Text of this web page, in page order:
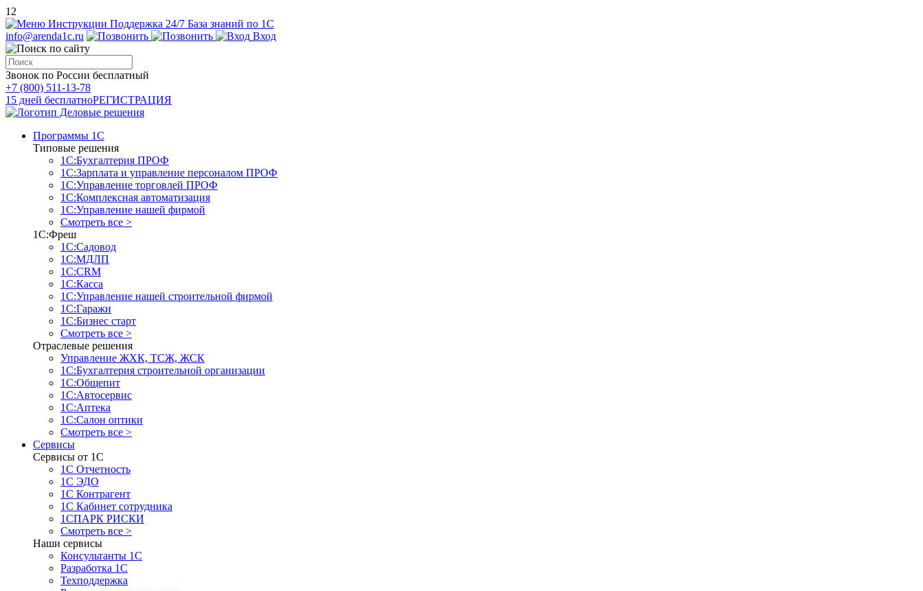
12
Инструкции Поддержка 24/7 База знаний по 1С
info@arenda1c.ru
Вход
Звонок по России бесплатный
+7 (800) 511-13-78
15 дней бесплатноРЕГИСТРАЦИЯ
Программы 1С
Типовые решения
1С:Бухгалтерия ПРОФ
1С:Зарплата и управление персоналом ПРОФ
1С:Управление торговлей ПРОФ
1С:Комплексная автоматизация
1С:Управление нашей фирмой
Смотреть все >
1С:Фреш
1С:Садовод
1С:МДЛП
1С:CRM
1С:Касса
1С:Управление нашей строительной фирмой
1С:Гаражи
1С:Бизнес старт
Смотреть все >
Отраслевые решения
Управление ЖХК, ТСЖ, ЖСК
1С:Бухгалтерия строительной организации
1С:Общепит
1С:Автосервис
1С:Аптека
1С:Салон оптики
Смотреть все >
Сервисы
Сервисы от 1С
1С Отчетность
1С ЭДО
1С Контрагент
1С Кабинет сотрудника
1СПАРК РИСКИ
Смотреть все >
Наши сервисы
Консультанты 1С
Разработка 1С
Техподдержка